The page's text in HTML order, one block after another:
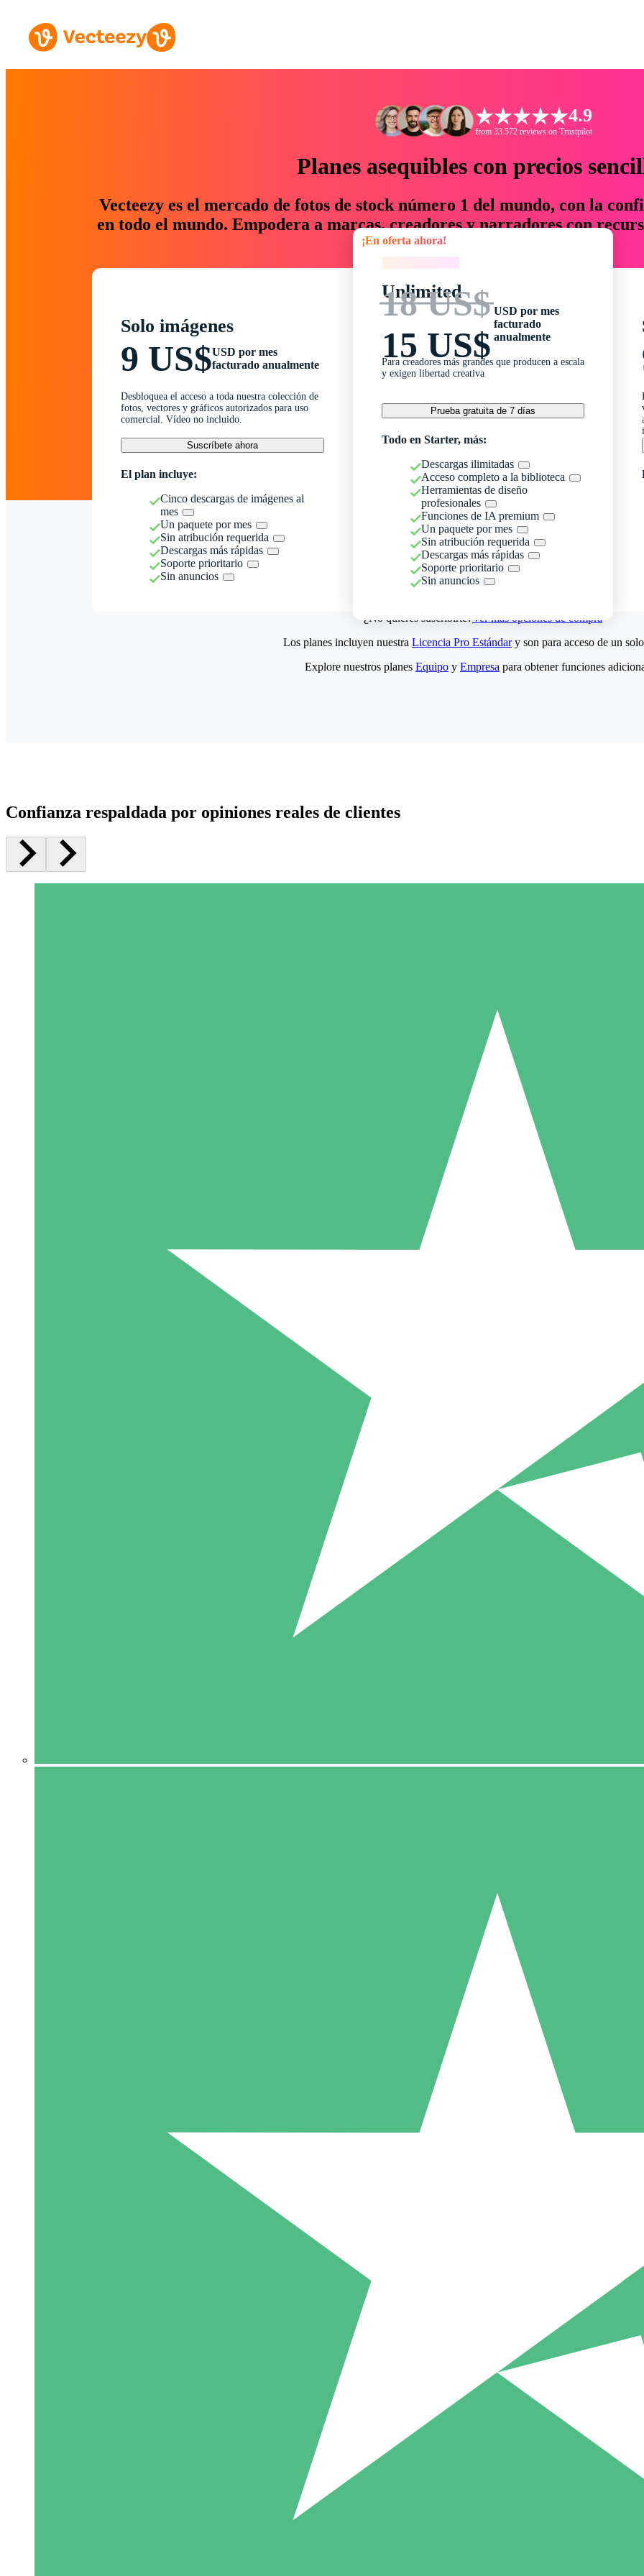
4.9
from 33.572 reviews on Trustpilot
Planes asequibles con precios
Vecteezy es el mercado de fotos de stock número 1 del mundo, con la
en todo el mundo. Empodera a marcas, creadores y narradores con
un 76 % en tiempo y presupuesto.
Solo imágenes
9 US$USD por mes
facturado anualmente
Desbloquea el acceso a toda nuestra colección de
fotos, vectores y gráficos autorizados para uso
comercial. Vídeo no incluido.
Suscríbete ahora
El plan incluye:
Cinco descargas de imágenes al
mes
Un paquete por mes
Sin atribución requerida
Descargas más rápidas
Soporte prioritario
Sin anuncios
¡En oferta ahora!
Unlimited
18 US$
15 US$
USD por mes
facturado
anualmente
Para creadores más grandes que producen a escala
y exigen libertad creativa
Prueba gratuita de 7 días
Todo en Starter, más:
Descargas ilimitadas
Acceso completo a la biblioteca
Herramientas de diseño
profesionales
Funciones de IA premium
Un paquete por mes
Sin atribución requerida
Descargas más rápidas
Soporte prioritario
Sin anuncios
¿No quieres suscribirte?Ver más opciones de compra
5 Descargas
15
Los planes incluyen nuestra Licencia Pro Estándary son para acceso de un
Explore nuestros planes Equipo y Empresa para obtener funciones
Confianza respaldada por opiniones reales de clientes